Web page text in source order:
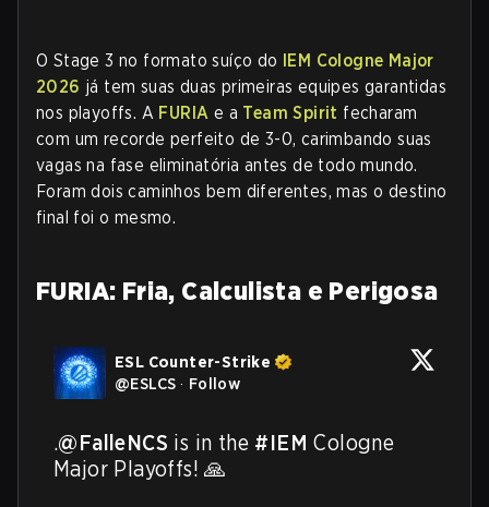
O Stage 3 no formato suíço do IEM Cologne Major
2026 já tem suas duas primeiras equipes garantidas
nos playoffs. A FURIA e a Team Spirit fecharam
com um recorde perfeito de 3-0, carimbando suas
vagas na fase eliminatória antes de todo mundo.
Foram dois caminhos bem diferentes, mas o destino
final foi o mesmo.
FURIA: Fria, Calculista e Perigosa
ESL Counter-Strike
@ESLCS · Follow
.@FalleNCS is in the #IEM Cologne
Major Playoffs! 🙏